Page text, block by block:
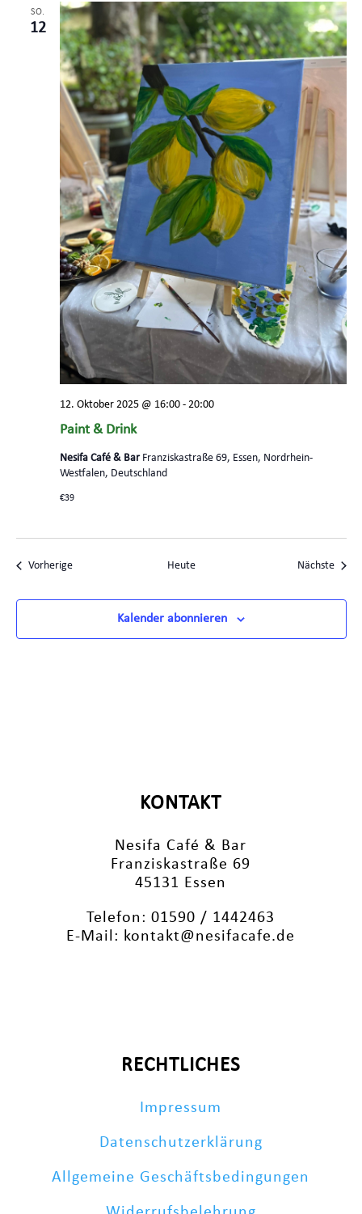
SO.
12
Paint & Drink
12. Oktober 2025 @ 16:00- 20:00
Nesifa Café & Bar Franziskastraße 69, Essen, Nordrhein-
Westfalen, Deutschland
€39
VorherigeVeranstaltungen Heute Nächste
Kalender abonnieren
KONTAKT
Nesifa Café & Bar
Franziskastraße 69
45131 Essen
Telefon: 01590 / 1442463
E-Mail: kontakt@nesifacafe.de
RECHTLICHES
Impressum
Datenschutzerklärung
Allgemeine Geschäftsbedingungen